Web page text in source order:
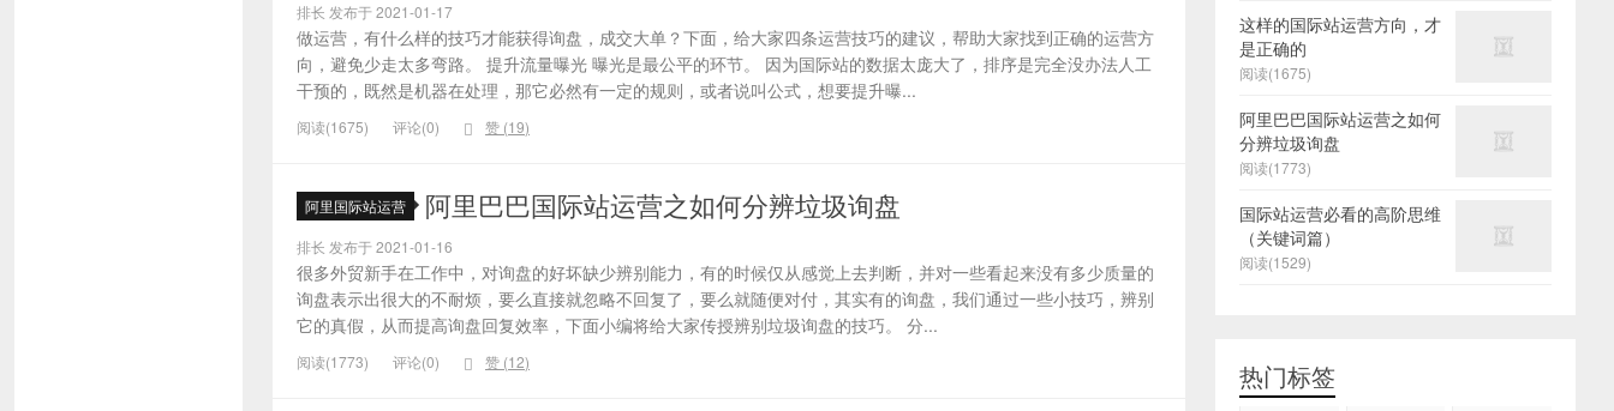
排长 发布于 2021-01-17
做运营，有什么样的技巧才能获得询盘，成交大单？下面，给大家四条运营技巧的建议，帮助大家找到正确的运营方
向，避免少走太多弯路。 提升流量曝光 曝光是最公平的环节。 因为国际站的数据太庞大了，排序是完全没办法人工
干预的，既然是机器在处理，那它必然有一定的规则，或者说叫公式，想要提升曝...
阅读(1675) 评论(0) 赞 (19)
阿里国际站运营 阿里巴巴国际站运营之如何分辨垃圾询盘
排长 发布于 2021-01-16
很多外贸新手在工作中，对询盘的好坏缺少辨别能力，有的时候仅从感觉上去判断，并对一些看起来没有多少质量的
询盘表示出很大的不耐烦，要么直接就忽略不回复了，要么就随便对付，其实有的询盘，我们通过一些小技巧，辨别
它的真假，从而提高询盘回复效率，下面小编将给大家传授辨别垃圾询盘的技巧。 分...
阅读(1773) 评论(0) 赞 (12)
这样的国际站运营方向，才
是正确的
阅读(1675)
阿里巴巴国际站运营之如何
分辨垃圾询盘
阅读(1773)
国际站运营必看的高阶思维
（关键词篇）
阅读(1529)
热门标签